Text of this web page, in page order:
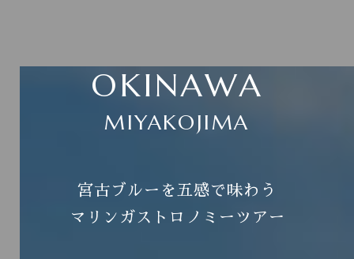
OKINAWA
MIYAKOJIMA
宮古ブルーを五感で味わう
マリンガストロノミーツアー